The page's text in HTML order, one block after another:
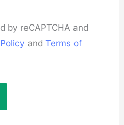
by reCAPTCHA and
and Terms of